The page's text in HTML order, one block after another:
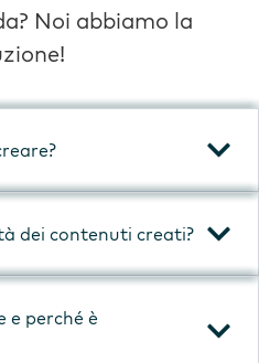
Noi abbiamo la
dei contenuti creati?
e perché è